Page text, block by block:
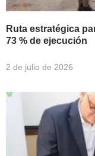
Ruta estratégica
73 % de ejecución
2 de julio de 2026